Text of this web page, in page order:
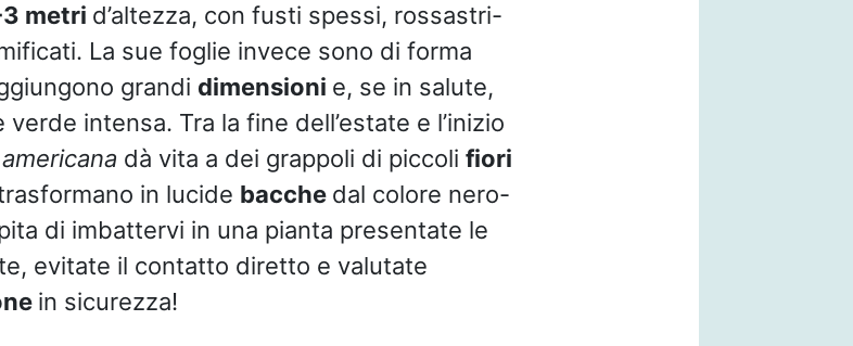
metri d’altezza, con fusti spessi, rossastri-
La sue foglie invece sono di forma
grandi dimensioni e, se in salute,
intensa. Tra la fine dell’estate e l’inizio
dà vita a dei grappoli di piccoli fiori
in lucide bacche dal colore nero-
di imbattervi in una pianta presentate le
evitate il contatto diretto e valutate
in sicurezza!